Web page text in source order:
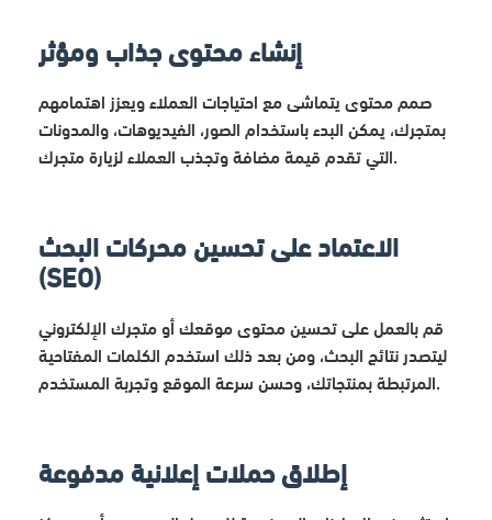
إنشاء محتوى جذاب ومؤثر
صمم محتوى يتماشى مع احتياجات العملاء ويعزز اهتمامهم
بمتجرك، يمكن البدء باستخدام الصور، الفيديوهات، والمدونات
التي تقدم قيمة مضافة وتجذب العملاء لزيارة متجرك.
الاعتماد على تحسين محركات البحث
(SEO)
قم بالعمل على تحسين محتوى موقعك أو متجرك الإلكتروني
ليتصدر نتائج البحث، ومن بعد ذلك استخدم الكلمات المفتاحية
المرتبطة بمنتجاتك، وحسن سرعة الموقع وتجربة المستخدم.
إطلاق حملات إعلانية مدفوعة